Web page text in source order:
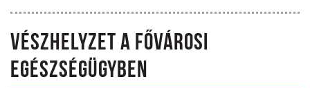
VÉSZHELYZET A FŐVÁROSI
EGÉSZSÉGÜGYBEN